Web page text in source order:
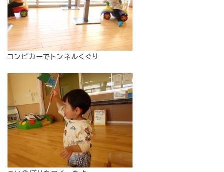
コンビカーでトンネルくぐり